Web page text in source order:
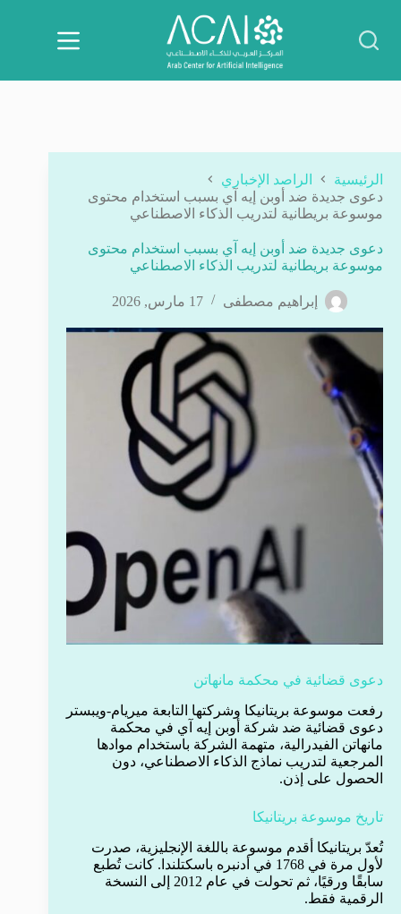
المحتوى
الرئيسية
الراصد الإخباري
دعوى جديدة ضد أوبن إيه آي بسبب استخدام محتوى
موسوعة بريطانية لتدريب الذكاء الاصطناعي
دعوى جديدة ضد أوبن إيه آي بسبب استخدام محتوى
موسوعة بريطانية لتدريب الذكاء الاصطناعي
إبراهيم مصطفى 17 مارس, 2026
دعوى قضائية في محكمة مانهاتن
رفعت موسوعة بريتانيكا وشركتها التابعة ميريام-ويبستر
دعوى قضائية ضد شركة أوبن إيه آي في محكمة
مانهاتن الفيدرالية، متهمة الشركة باستخدام موادها
المرجعية لتدريب نماذج الذكاء الاصطناعي، دون
الحصول على إذن.
تاريخ موسوعة بريتانيكا
تُعدّ بريتانيكا أقدم موسوعة باللغة الإنجليزية، صدرت
لأول مرة في 1768 في أدنبره باسكتلندا. كانت تُطبع
سابقًا ورقيًا، ثم تحولت في عام 2012 إلى النسخة
الرقمية فقط.